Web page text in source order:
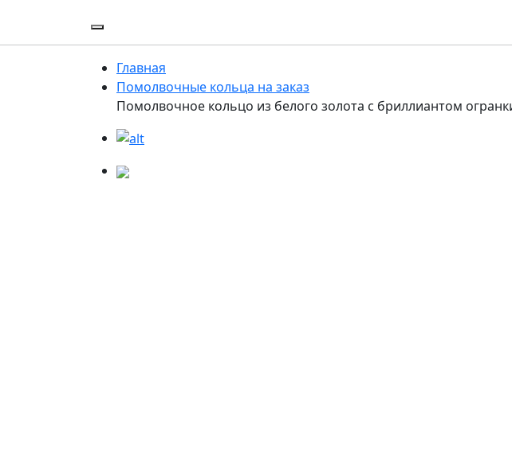
Главная
Помолвочные кольца на заказ
Помолвочное кольцо из белого золота с бриллиантом